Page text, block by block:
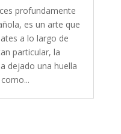
profundamente
es un arte que
a lo largo de
particular, la
dejado una huella